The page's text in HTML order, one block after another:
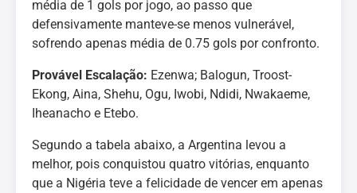
média de 1 gols por jogo, ao passo que
defensivamente manteve-se menos vulnerável,
sofrendo apenas média de 0.75 gols por confronto.
Provável Escalação: Ezenwa; Balogun, Troost-
Ekong, Aina, Shehu, Ogu, Iwobi, Ndidi, Nwakaeme,
Iheanacho e Etebo.
Segundo a tabela abaixo, a Argentina levou a
melhor, pois conquistou quatro vitórias, enquanto
que a Nigéria teve a felicidade de vencer em apenas